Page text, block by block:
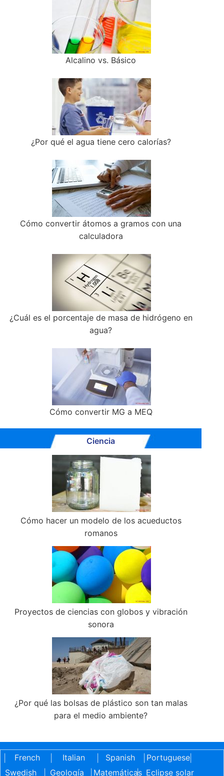
Alcalino vs. Básico
¿Por qué el agua tiene cero calorías?
Cómo convertir átomos a gramos con una
calculadora
¿Cuál es el porcentaje de masa de hidrógeno en
agua?
Cómo convertir MG a MEQ
Ciencia
Cómo hacer un modelo de los acueductos
romanos
Proyectos de ciencias con globos y vibración
sonora
¿Por qué las bolsas de plástico son tan malas
para el medio ambiente?
French Italian Spanish Portuguese|
Swedish
Geología Matemáticas
| Eclipse solar